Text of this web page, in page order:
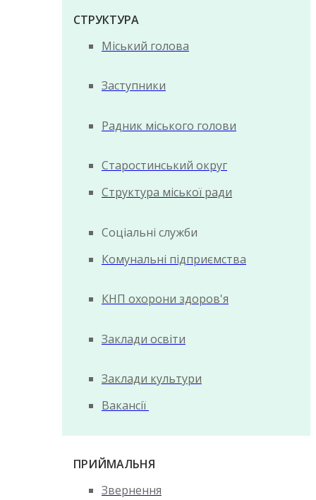
СТРУКТУРА
Міський голова
Заступники
Радник міського голови
Старостинський округ
Структура міської ради
Соціальні служби
Комунальні підприємства
КНП охорони здоров'я
Заклади освіти
Заклади культури
Вакансії
ПРИЙМАЛЬНЯ
Звернення